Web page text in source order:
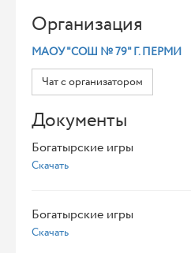
Организация
МАОУ "СОШ № 79" Г. ПЕРМИ
Чат с организатором
Документы
Богатырские игры
Скачать
Богатырские игры
Скачать